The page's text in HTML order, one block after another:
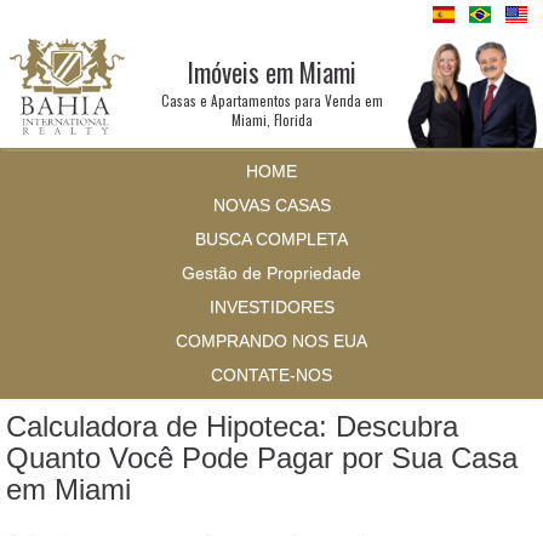
Imóveis em Miami
Casas e Apartamentos para Venda em
Miami, Florida
HOME
NOVAS CASAS
BUSCA COMPLETA
Gestão de Propriedade
INVESTIDORES
COMPRANDO NOS EUA
CONTATE-NOS
Calculadora de Hipoteca: Descubra
Quanto Você Pode Pagar por Sua Casa
em Miami